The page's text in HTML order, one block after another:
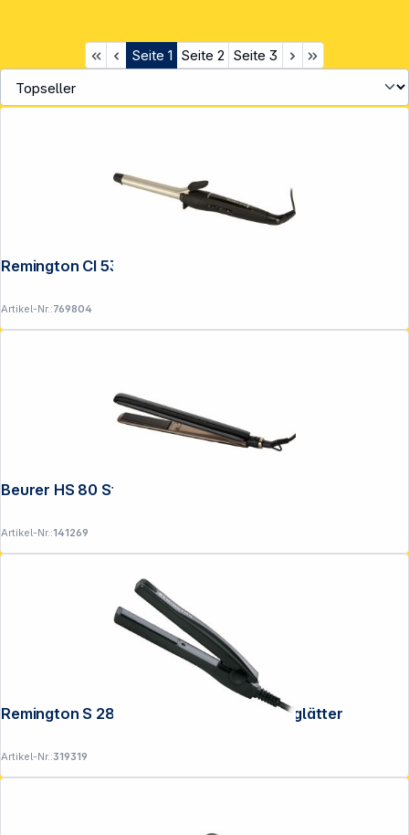
Seite 1 Seite 2 Seite 3
Artikel-Nr.:769804
Beurer HS 80 StylePro
Artikel-Nr.:141269
Remington S 2880 On the Go Reise Haarglätter
Artikel-Nr.:319319
Service